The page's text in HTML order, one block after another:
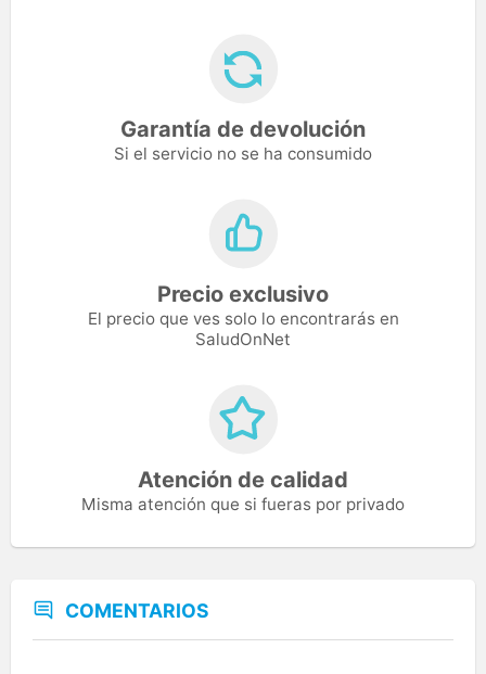
Garantía de devolución
Si el servicio no se ha consumido
Precio exclusivo
El precio que ves solo lo encontrarás en
SaludOnNet
Atención de calidad
Misma atención que si fueras por privado
COMENTARIOS